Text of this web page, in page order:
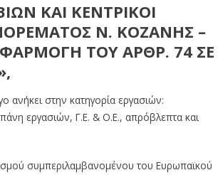
ΚΑΙ ΚΕΝΤΡΙΚΟΙ
Ν. ΚΟΖΑΝΗΣ –
ΤΟΥ ΑΡΘΡ. 74 ΣΕ
στην κατηγορία εργασιών:
εργασιών, Γ.Ε. & Ο.Ε., απρόβλεπτα και
συμπεριλαμβανομένου του Ευρωπαϊκού